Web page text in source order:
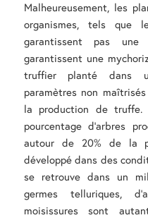
Malheureusement, les
organismes, tels que
garantissent pas
garantissent une
truffier planté dans
paramètres non
la production de truffe.
pourcentage d’arbres
autour de 20% de la
développé dans des
se retrouve dans un
germes telluriques,
moisissures sont